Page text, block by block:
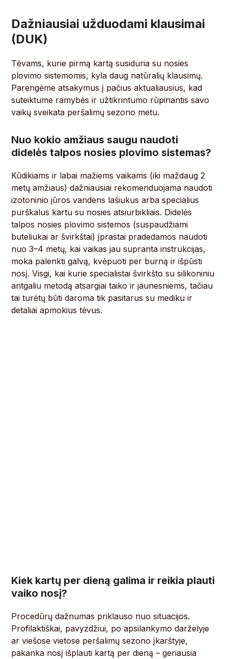
Dažniausiai užduodami klausimai
(DUK)
Tėvams, kurie pirmą kartą susiduria su nosies
plovimo sistemomis, kyla daug natūralių klausimų.
Parengėme atsakymus į pačius aktualiausius, kad
suteiktume ramybės ir užtikrintumo rūpinantis savo
vaikų sveikata peršalimų sezono metu.
Nuo kokio amžiaus saugu naudoti
didelės talpos nosies plovimo sistemas?
Kūdikiams ir labai mažiems vaikams (iki maždaug 2
metų amžiaus) dažniausiai rekomenduojama naudoti
izotoninio jūros vandens lašiukus arba specialius
purškalus kartu su nosies atsiurbikliais. Didelės
talpos nosies plovimo sistemos (suspaudžiami
buteliukai ar švirkštai) įprastai pradedamos naudoti
nuo 3–4 metų, kai vaikas jau supranta instrukcijas,
moka palenkti galvą, kvėpuoti per burną ir išpūsti
nosį. Visgi, kai kurie specialistai švirkšto su silikoniniu
antgaliu metodą atsargiai taiko ir jaunesniems, tačiau
tai turėtų būti daroma tik pasitarus su mediku ir
detaliai apmokius tėvus.
Kiek kartų per dieną galima ir reikia plauti
vaiko nosį?
Procedūrų dažnumas priklauso nuo situacijos.
Profilaktiškai, pavyzdžiui, po apsilankymo darželyje
ar viešose vietose peršalimų sezono įkarštyje,
pakanka nosį išplauti kartą per dieną – geriausia